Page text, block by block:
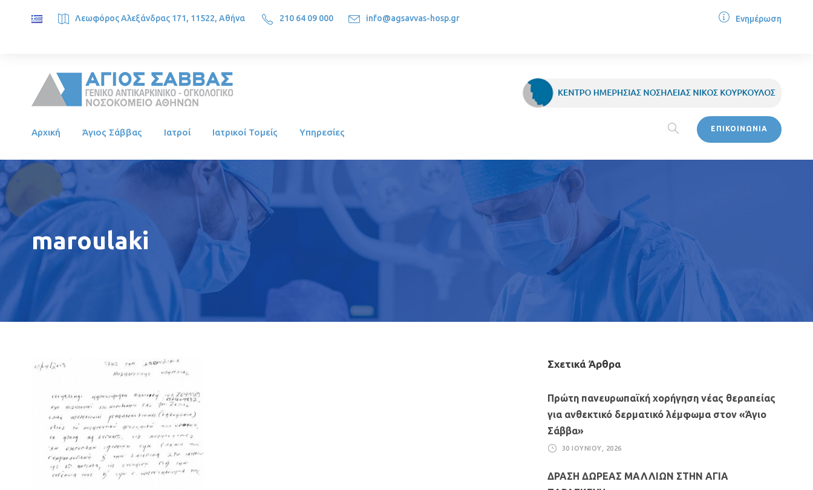
Λεωφόρος Αλεξάνδρας 171, 11522, Αθήνα 210 64 09 000 info@agsavvas-hosp.gr Ενημέρωση
Αρχική Άγιος Σάββας Ιατροί Ιατρικοί Τομείς Υπηρεσίες ΕΠΙΚΟΙΝΩΝΙΑ
maroulaki
Σχετικά Άρθρα
Πρώτη πανευρωπαϊκή χορήγηση νέας θεραπείας
για ανθεκτικό δερματικό λέμφωμα στον «Άγιο
Σάββα»
30 ΙΟΥΝΊΟΥ, 2026
ΔΡΑΣΗ ΔΩΡΕΑΣ ΜΑΛΛΙΩΝ ΣΤΗΝ ΑΓΙΑ